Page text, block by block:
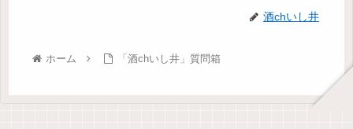
酒chいし井
ホーム 「酒chいし井」質問箱